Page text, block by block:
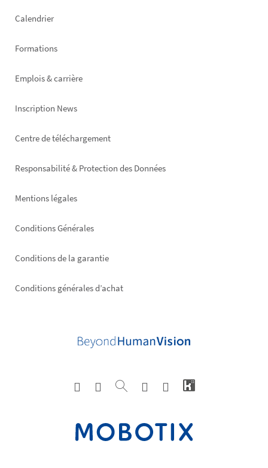
Calendrier
Formations
Emplois & carrière
Inscription News
Footer
Centre de téléchargement
Responsabilité & Protection des Données
Mentions légales
Conditions Générales
Conditions de la garantie
Conditions générales d’achat